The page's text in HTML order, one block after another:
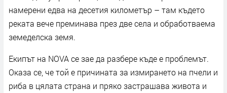
намерени едва на десетия километър – там където
реката вече преминава през две села и обработваема
земеделска земя.
Екипът на NOVA се зае да разбере къде е проблемът.
Оказа се, че той е причината за измирането на пчели и
риба в цялата страна и пряко застрашава живота и